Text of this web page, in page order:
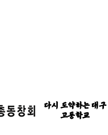
다시 도약하는 대구
고등학교